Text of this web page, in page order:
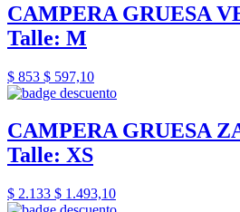
CAMPERA GRUESA
Talle: M
$ 853 $ 597,10
CAMPERA GRUESA
Talle: XS
$ 2.133 $ 1.493,10